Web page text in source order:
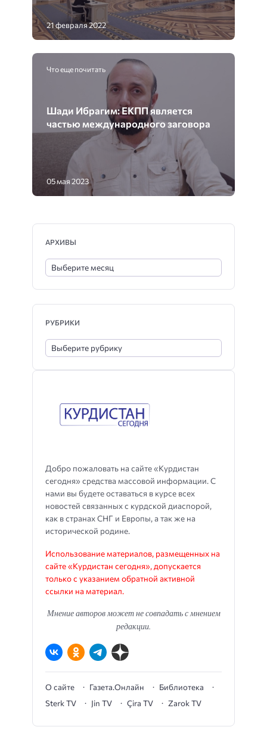
21 февраля 2022
Что еще почитать
Шади Ибрагим: ЕКПП является
частью международного заговора
05 мая 2023
Добро пожаловать на сайте «Курдистан
сегодня» средства массовой информации. С
нами вы будете оставаться в курсе всех
новостей связанных с курдской диаспорой,
как в странах СНГ и Европы, а так же на
исторической родине.
Использование материалов, размещенных на
сайте «Курдистан сегодня», допускается
только с указанием обратной активной
ссылки на материал.
Мнение авторов может не совпадать с мнением
редакции.
О сайте Газета.Онлайн
Библиотека
Sterk TV
Jin TV Çira TV Zarok TV
АРХИВЫ
РУБРИКИ